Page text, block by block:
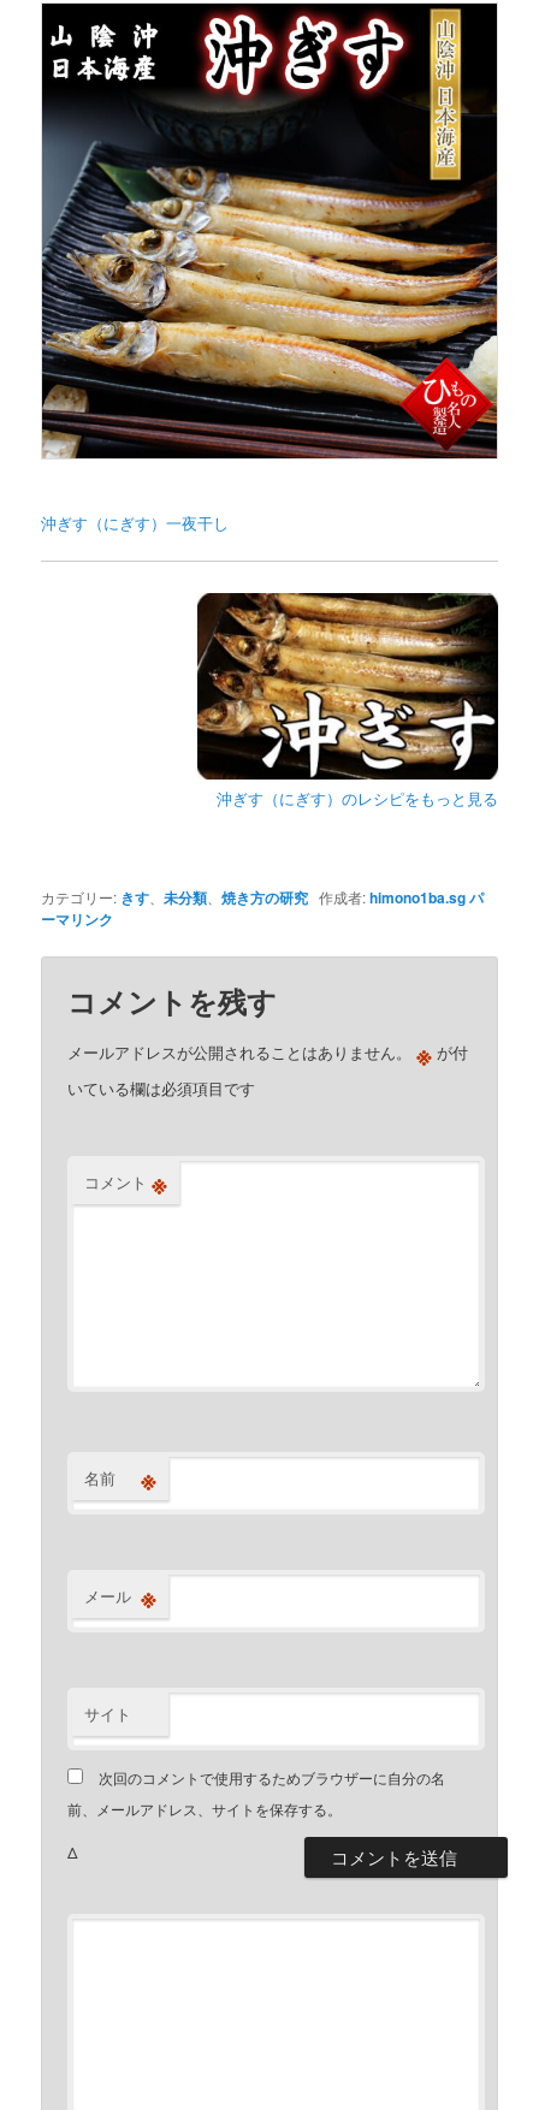
沖ぎす（にぎす）一夜干し
沖ぎす（にぎす）のレシピをもっと見る
カテゴリー: きす、未分類、焼き方の研究 作成者:himono1ba.sgパ
ーマリンク
コメントを残す
メールアドレスが公開されることはありません。 ※ が付
いている欄は必須項目です
コメント ※
名前 ※
メール ※
サイト
次回のコメントで使用するためブラウザーに自分の名
前、メールアドレス、サイトを保存する。
Δ